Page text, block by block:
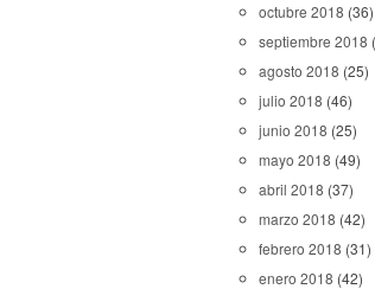
octubre 2018 (36)
septiembre 2018
agosto 2018 (25)
julio 2018 (46)
junio 2018 (25)
mayo 2018 (49)
abril 2018 (37)
marzo 2018 (42)
febrero 2018 (31)
enero 2018 (42)